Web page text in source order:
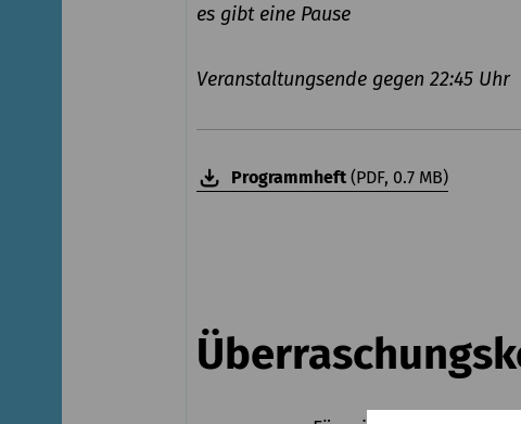
es gibt eine Pause
Veranstaltungsende gegen 22:45 Uhr
Programmheft(PDF, 0.7 MB)